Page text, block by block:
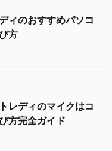
ィのおすすめパソコ
方
レディのマイクはコ
方完全ガイド